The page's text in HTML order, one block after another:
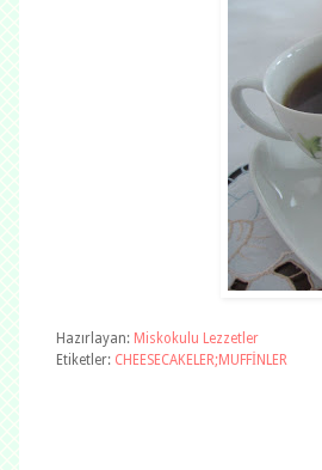
Hazırlayan: Miskokulu Lezzetler
Etiketler: CHEESECAKELER;MUFFİNLER